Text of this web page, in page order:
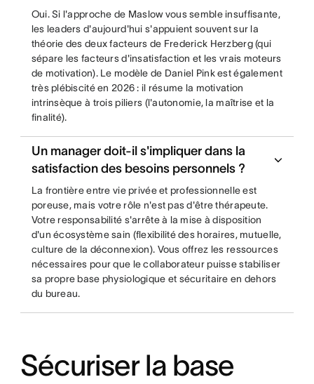
Oui. Si l'approche de Maslow vous semble insuffisante,
les leaders d'aujourd'hui s'appuient souvent sur la
théorie des deux facteurs de Frederick Herzberg (qui
sépare les facteurs d'insatisfaction et les vrais moteurs
de motivation). Le modèle de Daniel Pink est également
très plébiscité en 2026 : il résume la motivation
intrinsèque à trois piliers (l'autonomie, la maîtrise et la
finalité).
Un manager doit-il s'impliquer dans la
satisfaction des besoins personnels ?
La frontière entre vie privée et professionnelle est
poreuse, mais votre rôle n'est pas d'être thérapeute.
Votre responsabilité s'arrête à la mise à disposition
d'un écosystème sain (flexibilité des horaires, mutuelle,
culture de la déconnexion). Vous offrez les ressources
nécessaires pour que le collaborateur puisse stabiliser
sa propre base physiologique et sécuritaire en dehors
du bureau.
Sécuriser la base